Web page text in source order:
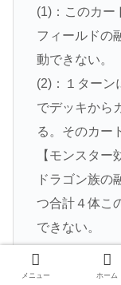
(1)：このカー
フィールドの
動できない。
(2)：１ターン
でデッキから
る。そのカー
【モンスター
ドラゴン族の
つ合計４体こ
できない。
(1)：このカー
する。相手フ
メニュー ホーム